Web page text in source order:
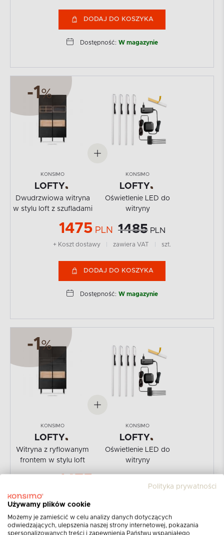
DODAJ DO KOSZYKA
Dostępność: W magazynie
-1%
KONSIMO
LOFTY
Dwudrzwiowa witryna
w stylu loft z szufladami
KONSIMO
LOFTY
Oświetlenie LED do
witryny
1475 PLN 1485 PLN
+ Koszt dostawy zawiera VAT szt.
DODAJ DO KOSZYKA
Dostępność: W magazynie
-1%
KONSIMO
LOFTY
Witryna z ryflowanym
frontem w stylu loft
KONSIMO
LOFTY
Oświetlenie LED do
witryny
PLN
DODAJ DO KOSZYKA
Polityka prywatności
Używamy plików cookie
Możemy je zamieścić w celu analizy danych dotyczących
odwiedzających, ulepszenia naszej strony internetowej, pokazania
spersonalizowanych treści i zapewnienia Państwu wspaniałego